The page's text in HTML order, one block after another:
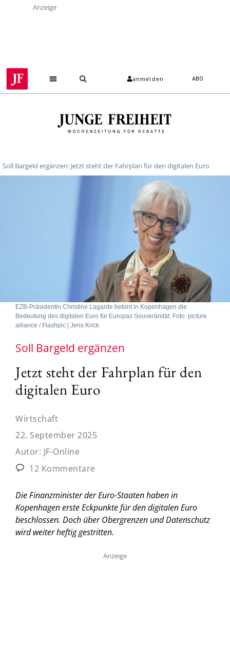
Anzeige
anmelden ABO
Soll Bargeld ergänzen: Jetzt steht der Fahrplan für den digitalen Euro
EZB-Präsidentin Christine Lagarde betont in Kopenhagen die
Bedeutung des digitalen Euro für Europas Souveränität. Foto: picture
alliance / Flashpic | Jens Krick
Soll Bargeld ergänzen
Jetzt steht der Fahrplan für den
digitalen Euro
Wirtschaft
22. September 2025
Autor: JF-Online
12 Kommentare
Die Finanzminister der Euro-Staaten haben in
Kopenhagen erste Eckpunkte für den digitalen Euro
beschlossen. Doch über Obergrenzen und Datenschutz
wird weiter heftig gestritten.
Anzeige